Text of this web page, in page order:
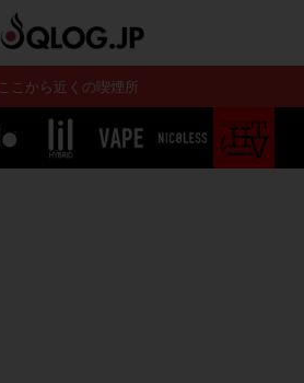
ここから近くの喫煙所